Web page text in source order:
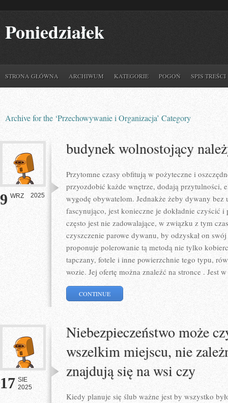
Poniedziałek
STRONA GŁÓWNA ARCHIWUM KATEGORIE POGOŃ SPIS TREŚCI
Archive for the ‘Przechowywanie i Organizacja’ Category
9 WRZ 2025
budynek wolnostojący
Przytomne czasy obfitują w pożyteczne i
przyozdobić każde wnętrze, dodają przytulności,
wygodę obywatelom. Jednakże żeby dywany bez
fascynująco, jest konieczne je dokładnie czyścić
często jest nie zadowalające, w związku z tym
czyszczenie parowe dywanu, by odzyskał on
proponuje polerowanie tą metodą nie tylko
tapczany, fotele i inne powierzchnie tego typu,
wozie. Jej ofertę można znaleźć na stronce . Jest
CONTINUE
17 SIE
2025
Niebezpieczeństwo może
wszelkim miejscu, nie
znajdują się na wsi czy
Kiedy planuje się ślub ważne jest by wszystko